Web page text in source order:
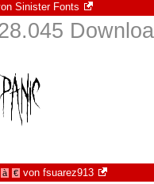
Sinister Fonts
à € von fsuarez913